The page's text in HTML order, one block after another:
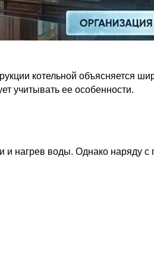
котельной объясняется
учитывать ее особенности.
и нагрев воды. Однако наряду